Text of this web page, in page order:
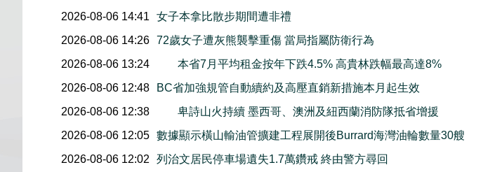
2026-08-06 14:41
女子本拿比散步期間遭非禮
2026-08-06 14:26 72歲女子遭灰熊襲擊重傷 當局指屬防衛行為
2026-08-06 13:24
本省7月平均租金按年下跌4.5% 高貴林跌幅最高達8%
2026-08-06 12:48
BC省加強規管自動續約及高壓直銷新措施本月起生效
2026-08-06 12:38
卑詩山火持續 墨西哥、澳洲及紐西蘭消防隊抵省增援
2026-08-06 12:05 數據顯示橫山輸油管擴建工程展開後Burrard海灣油輪數量30艘
2026-08-06 12:02
列治文居民停車場遺失1.7萬鑽戒 終由警方尋回